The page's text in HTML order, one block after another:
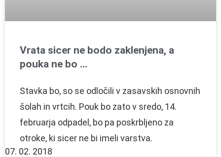
Vrata sicer ne bodo zaklenjena, a
pouka ne bo …
Stavka bo, so se odločili v zasavskih osnovnih
šolah in vrtcih. Pouk bo zato v sredo, 14.
februarja odpadel, bo pa poskrbljeno za
otroke, ki sicer ne bi imeli varstva.
07. 02. 2018